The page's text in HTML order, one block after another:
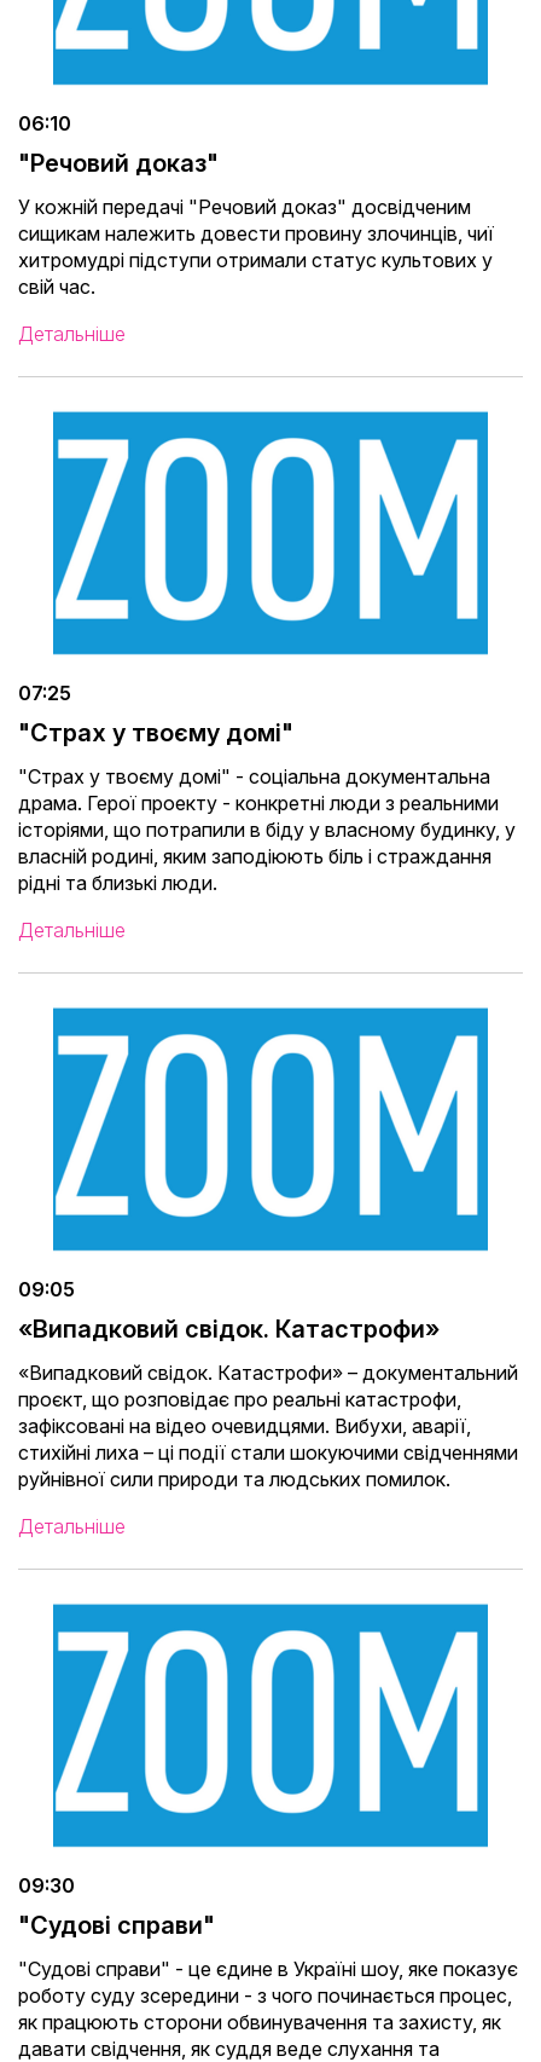
06:10
"Речовий доказ"
У кожній передачі "Речовий доказ" досвідченим
сищикам належить довести провину злочинців, чиї
хитромудрі підступи отримали статус культових у
свій час.
Детальніше
07:25
"Страх у твоєму домі"
"Страх у твоєму домі" - соціальна документальна
драма. Герої проекту - конкретні люди з реальними
історіями, що потрапили в біду у власному будинку, у
власній родині, яким заподіюють біль і страждання
рідні та близькі люди.
Детальніше
09:05
«Випадковий свідок. Катастрофи»
«Випадковий свідок. Катастрофи» – документальний
проєкт, що розповідає про реальні катастрофи,
зафіксовані на відео очевидцями. Вибухи, аварії,
стихійні лиха – ці події стали шокуючими свідченнями
руйнівної сили природи та людських помилок.
Детальніше
09:30
"Судові справи"
"Судові справи" - це єдине в Україні шоу, яке показує
роботу суду зсередини - з чого починається процес,
як працюють сторони обвинувачення та захисту, як
давати свідчення, як суддя веде слухання та